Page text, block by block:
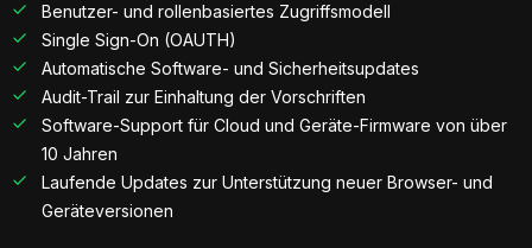
Benutzer- und rollenbasiertes Zugriffsmodell
Single Sign-On (OAUTH)
Automatische Software- und Sicherheitsupdates
Audit-Trail zur Einhaltung der Vorschriften
Software-Support für Cloud und Geräte-Firmware von über
10 Jahren
Laufende Updates zur Unterstützung neuer Browser- und
Geräteversionen